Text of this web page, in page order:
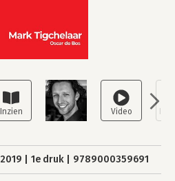
2019 1e druk 9789000359691